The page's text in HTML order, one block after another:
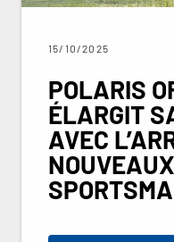
15/10/2025
POLARIS
ÉLARGIT
AVEC